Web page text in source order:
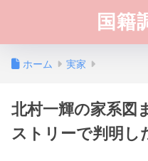
国籍
ホーム 実家
北村一輝の家系図
ストリーで判明し